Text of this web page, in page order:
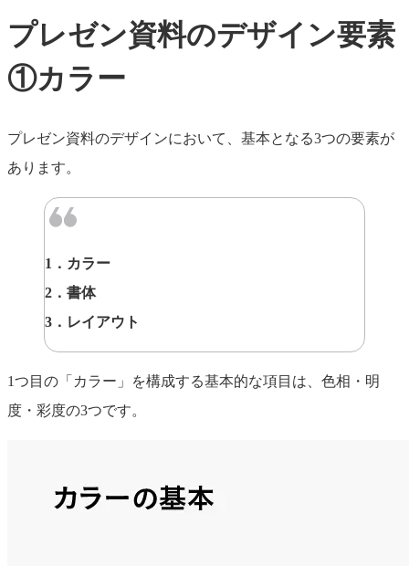
プレゼン資料のデザイン要素
①カラー
プレゼン資料のデザインにおいて、基本となる3つの要素が
あります。
1．カラー
2．書体
3．レイアウト
1つ目の「カラー」を構成する基本的な項目は、色相・明
度・彩度の3つです。